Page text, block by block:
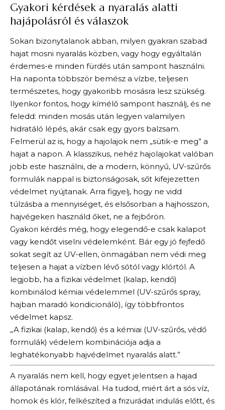
Gyakori kérdések a nyaralás alatti
hajápolásról és válaszok
Sokan bizonytalanok abban, milyen gyakran szabad
hajat mosni nyaralás közben, vagy hogy egyáltalán
érdemes-e minden fürdés után sampont használni.
Ha naponta többször bemész a vízbe, teljesen
természetes, hogy gyakoribb mosásra lesz szükség.
Ilyenkor fontos, hogy kímélő sampont használj, és ne
feledd: minden mosás után legyen valamilyen
hidratáló lépés, akár csak egy gyors balzsam.
Felmerül az is, hogy a hajolajok nem „sütik-e meg” a
hajat a napon. A klasszikus, nehéz hajolajokat valóban
jobb este használni, de a modern, könnyű, UV-szűrős
formulák nappal is biztonságosak, sőt kifejezetten
védelmet nyújtanak. Arra figyelj, hogy ne vidd
túlzásba a mennyiséget, és elsősorban a hajhosszon,
hajvégeken használd őket, ne a fejbőrön.
Gyakori kérdés még, hogy elegendő-e csak kalapot
vagy kendőt viselni védelemként. Bár egy jó fejfedő
sokat segít az UV-ellen, önmagában nem védi meg
teljesen a hajat a vízben lévő sótól vagy klórtól. A
legjobb, ha a fizikai védelmet (kalap, kendő)
kombinálod kémiai védelemmel (UV-szűrős spray,
hajban maradó kondicionáló), így többfrontos
védelmet kapsz.
„A fizikai (kalap, kendő) és a kémiai (UV-szűrős, védő
formulák) védelem kombinációja adja a
leghatékonyabb hajvédelmet nyaralás alatt.”
A nyaralás nem kell, hogy egyet jelentsen a hajad
állapotának romlásával. Ha tudod, miért árt a sós víz,
homok és klór, felkészíted a frizurádat indulás előtt, és